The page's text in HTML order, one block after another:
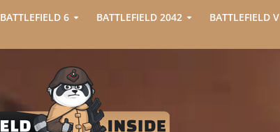
BATTLEFIELD 6 BATTLEFIELD 2042 BATTLEFIELD V